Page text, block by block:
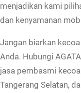
menjadikan kami
dan kenyamanan
Jangan biarkan
Anda. Hubungi
jasa pembasmi
Tangerang Selatan,